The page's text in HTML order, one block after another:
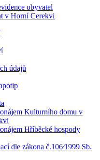
obyvatel
v Horní Cerekvi
údajů
Kulturního domu v
Hříběcké hospody
dle zákona č.106⁄1999 Sb.